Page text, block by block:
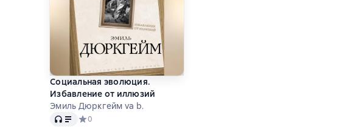
Социальная эволюция.
Избавление от иллюзий
Эмиль Дюркгейм va b.
Audio Средний рейтинг 0 на основе 0 оценок
0